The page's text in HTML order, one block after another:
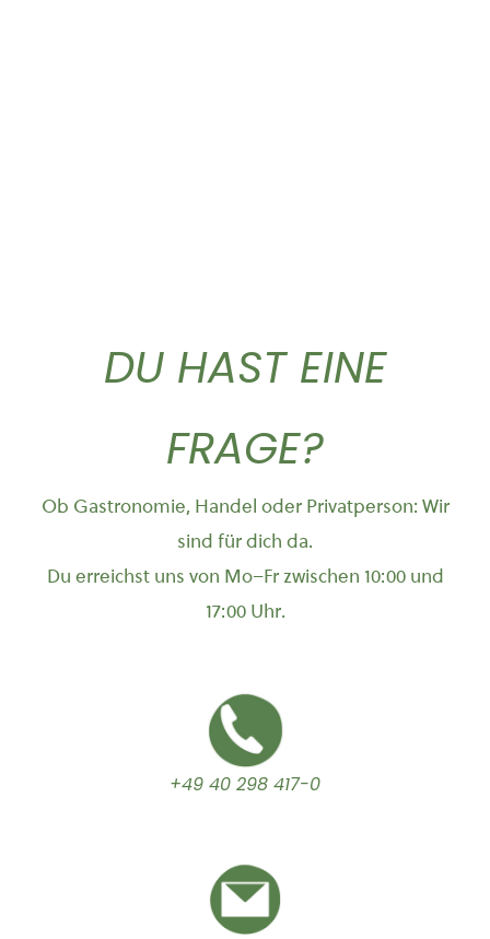
DU HAST EINE
FRAGE?
Ob Gastronomie, Handel oder Privatperson: Wir
sind für dich da.
Du erreichst uns von Mo–Fr zwischen 10:00 und
17:00 Uhr.
+49 40 298 417-0